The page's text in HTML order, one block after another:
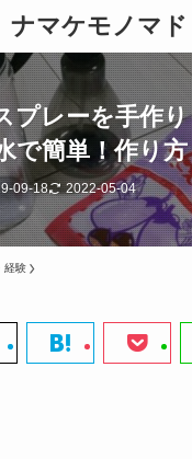
ナマケモノマド
プレーを手作
で簡単！作り
09-18 2022-05-04
経験